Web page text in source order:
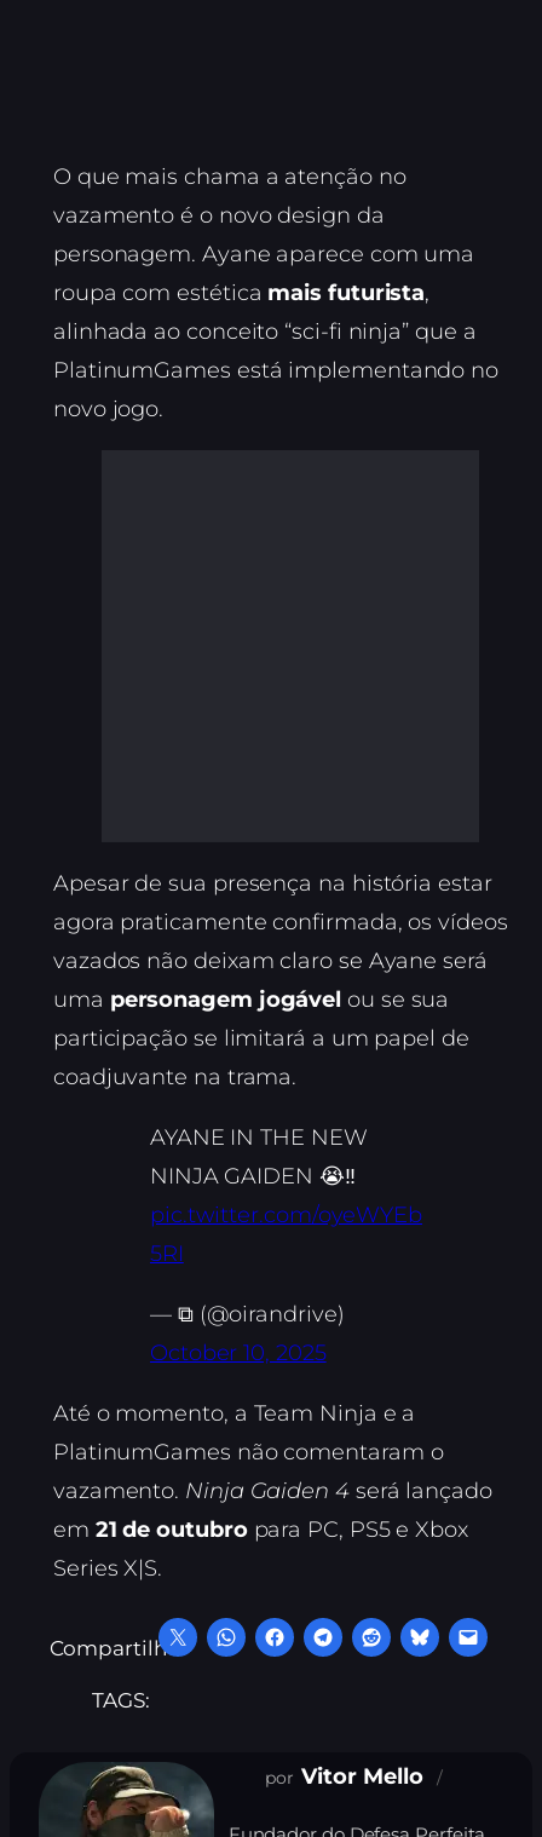
O que mais chama a atenção no
vazamento é o novo design da
personagem. Ayane aparece com uma
roupa com estética mais futurista,
alinhada ao conceito “sci-fi ninja” que a
PlatinumGames está implementando no
novo jogo.
Apesar de sua presença na história estar
agora praticamente confirmada, os vídeos
vazados não deixam claro se Ayane será
uma personagem jogável ou se sua
participação se limitará a um papel de
coadjuvante na trama.
AYANE IN THE NEW
NINJA GAIDEN 😭‼️
pic.twitter.com/oyeWYEb
5RI
— ⧉ (@oirandrive)
October 10, 2025
Até o momento, a Team Ninja e a
PlatinumGames não comentaram o
vazamento. Ninja Gaiden 4será lançado
em 21 de outubropara PC, PS5 e Xbox
Series X|S.
Compartilhe:
TAGS:
Vitor Mello